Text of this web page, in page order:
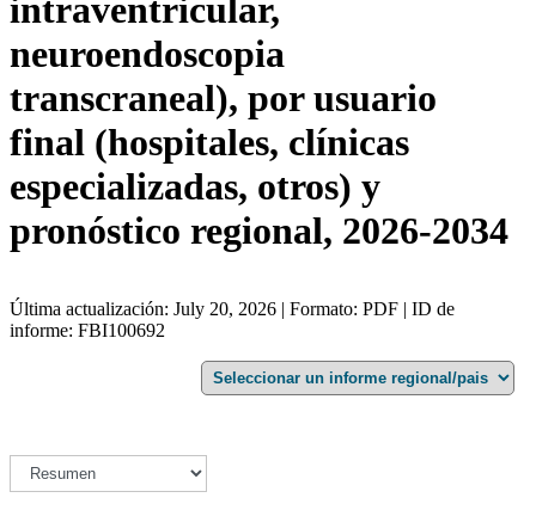
intraventricular,
neuroendoscopia
transcraneal), por usuario
final (hospitales, clínicas
especializadas, otros) y
pronóstico regional, 2026-2034
Última actualización: July 20, 2026 | Formato: PDF | ID de
informe: FBI100692